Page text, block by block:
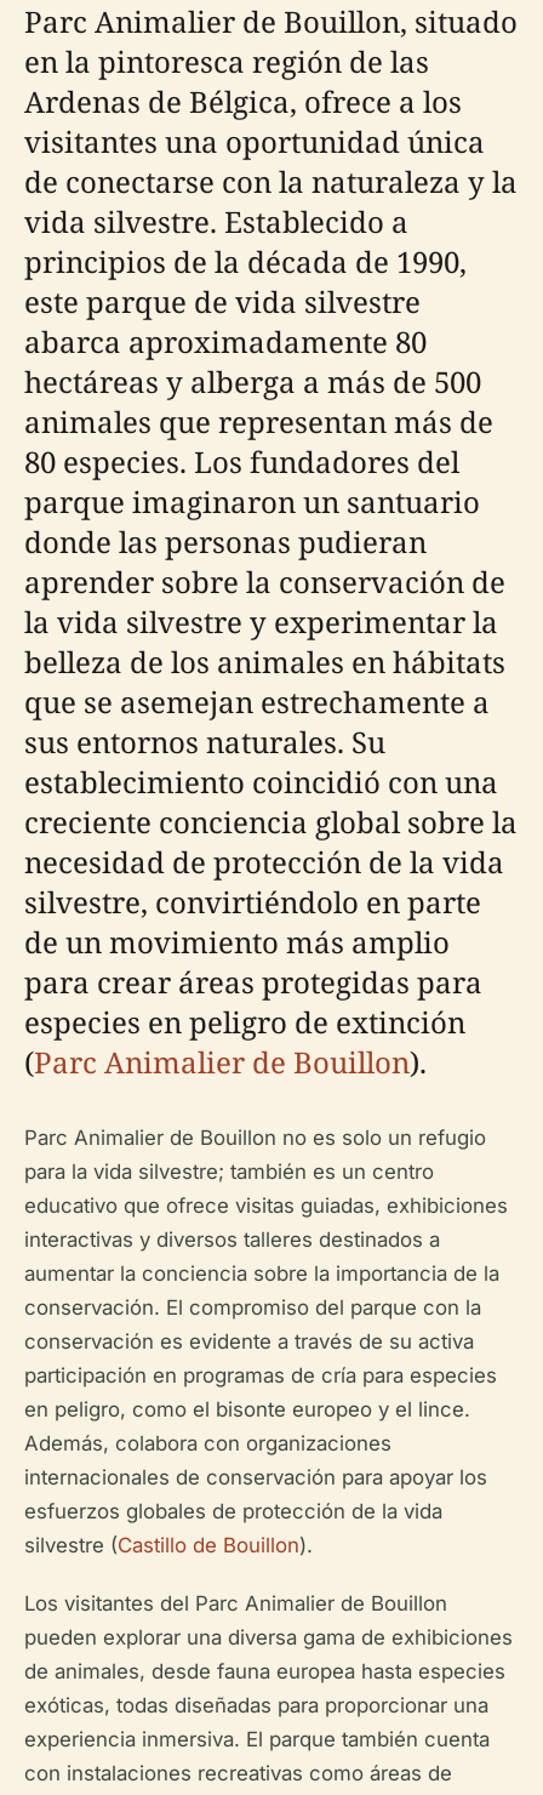
Parc Animalier de Bouillon, situado
en la pintoresca región de las
Ardenas de Bélgica, ofrece a los
visitantes una oportunidad única
de conectarse con la naturaleza y la
vida silvestre. Establecido a
principios de la década de 1990,
este parque de vida silvestre
abarca aproximadamente 80
hectáreas y alberga a más de 500
animales que representan más de
80 especies. Los fundadores del
parque imaginaron un santuario
donde las personas pudieran
aprender sobre la conservación de
la vida silvestre y experimentar la
belleza de los animales en hábitats
que se asemejan estrechamente a
sus entornos naturales. Su
establecimiento coincidió con una
creciente conciencia global sobre la
necesidad de protección de la vida
silvestre, convirtiéndolo en parte
de un movimiento más amplio
para crear áreas protegidas para
especies en peligro de extinción
(Parc Animalier de Bouillon).
Parc Animalier de Bouillon no es solo un refugio
para la vida silvestre; también es un centro
educativo que ofrece visitas guiadas, exhibiciones
interactivas y diversos talleres destinados a
aumentar la conciencia sobre la importancia de la
conservación. El compromiso del parque con la
conservación es evidente a través de su activa
participación en programas de cría para especies
en peligro, como el bisonte europeo y el lince.
Además, colabora con organizaciones
internacionales de conservación para apoyar los
esfuerzos globales de protección de la vida
silvestre (Castillo de Bouillon).
Los visitantes del Parc Animalier de Bouillon
pueden explorar una diversa gama de exhibiciones
de animales, desde fauna europea hasta especies
exóticas, todas diseñadas para proporcionar una
experiencia inmersiva. El parque también cuenta
con instalaciones recreativas como áreas de